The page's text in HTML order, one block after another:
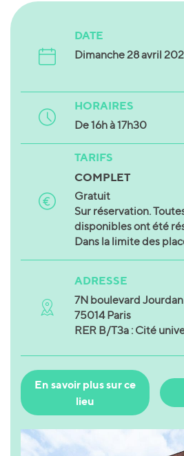
DATE
Dimanche 28 avril
HORAIRES
De 16h à 17h30
TARIFS
COMPLET
Gratuit
Sur réservation.
disponibles ont été
Dans la limite des
ADRESSE
7N boulevard Jourdan
75014 Paris
RER B/T3a : Cité
En savoir plus sur ce
lieu